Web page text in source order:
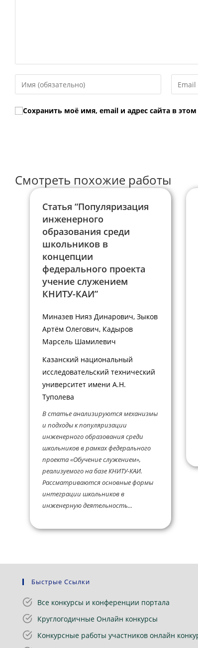
Введите
свое
имя
или
свой
Сохранить моё имя, email и адрес сайта в
Смотреть похожие работы
Статья “Популяризация
инженерного
образования среди
школьников в
концепции
федерального проекта
учение служением
КНИТУ-КАИ”
Миназев Нияз Динарович, Зыков
Артём Олегович, Кадыров
Марсель Шамилевич
Казанский национальный
исследовательский технический
университет имени А.Н.
Туполева
В статье анализируются механизмы
и подходы к популяризации
инженерного образования среди
школьников в рамках федерального
проекта «Обучение служением»,
реализуемого на базе КНИТУ-КАИ.
Рассматриваются основные формы
интеграции школьников в
инженерную деятельность...
Быстрые Ссылки
Все конкурсы и конференции портала
Круглогодичные Онлайн конкурсы
Конкурсные работы участников онлайн